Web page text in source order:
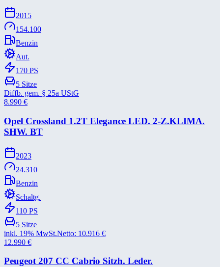
2015
154.100
Benzin
Aut.
170 PS
5 Sitze
Diffb. gem. § 25a UStG
8.990 €
Opel Crossland 1.2T Elegance LED. 2-​Z.KLIMA.
SHW. BT
2023
24.310
Benzin
Schaltg.
110 PS
5 Sitze
inkl. 19% MwSt.Netto: 10.916 €
12.990 €
Peugeot 207 CC Cabrio Sitzh. Leder.